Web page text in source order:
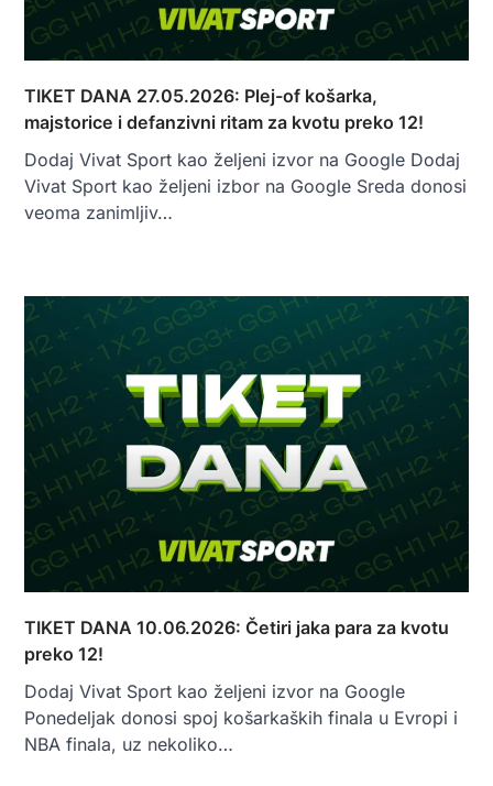
TIKET DANA 27.05.2026: Plej-of košarka,
majstorice i defanzivni ritam za kvotu preko 12!
Dodaj Vivat Sport kao željeni izvor na Google Dodaj
Vivat Sport kao željeni izbor na Google Sreda donosi
veoma zanimljiv…
TIKET DANA 10.06.2026: Četiri jaka para za kvotu
preko 12!
Dodaj Vivat Sport kao željeni izvor na Google
Ponedeljak donosi spoj košarkaških finala u Evropi i
NBA finala, uz nekoliko…